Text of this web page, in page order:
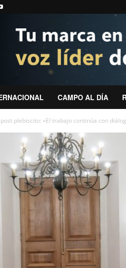
CAMPO AL DÍA
plebiscito: «El trabajo continúa con